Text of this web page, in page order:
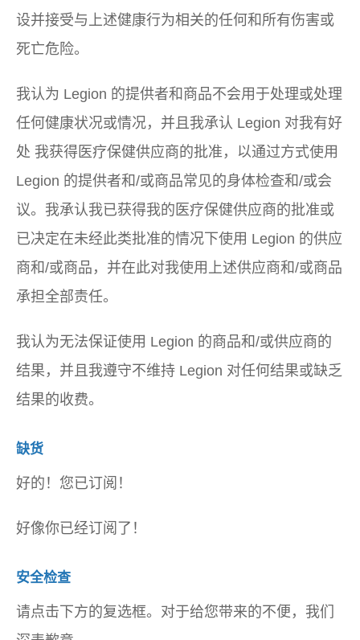
设并接受与上述健康行为相关的任何和所有伤害或
死亡危险。
我认为 Legion 的提供者和商品不会用于处理或处理
任何健康状况或情况，并且我承认 Legion 对我有好
处 我获得医疗保健供应商的批准，以通过方式使用
Legion 的提供者和/或商品常见的身体检查和/或会
议。我承认我已获得我的医疗保健供应商的批准或
已决定在未经此类批准的情况下使用 Legion 的供应
商和/或商品，并在此对我使用上述供应商和/或商品
承担全部责任。
我认为无法保证使用 Legion 的商品和/或供应商的
结果，并且我遵守不维持 Legion 对任何结果或缺乏
结果的收费。
缺货
好的！您已订阅！
好像你已经订阅了！
安全检查
请点击下方的复选框。对于给您带来的不便，我们